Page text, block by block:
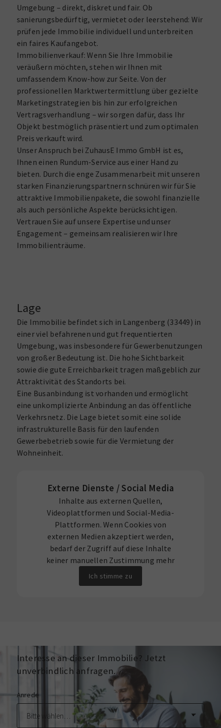
Umgebung – direkt, diskret und fair. Ob
sanierungsbedürftig, vermietet oder leerstehend: Wir
prüfen jede Immobilie individuell und unterbreiten
ein faires Kaufangebot.
Immobilienverkauf: Wenn Sie Ihre Immobilie
veräußern möchten, stehen wir Ihnen mit
umfassendem Know-how zur Seite. Von der
professionellen Marktwertermittlung über gezielte
Marketingstrategien bis hin zur erfolgreichen
Vertragsverhandlung – wir sorgen dafür, dass Ihr
Objekt bestmöglich präsentiert und zum optimalen
Preis verkauft wird.​
Unser Anspruch bei ZuhausE Immo GmbH ist es,
Ihnen einen Rundum-Service aus einer Hand zu
bieten. Durch die enge Zusammenarbeit mit unseren
starken Finanzierungspartnern schnüren wir für Sie
attraktive Immobilienpakete, die sowohl finanzielle
als auch persönliche Aspekte berücksichtigen.
Vertrauen Sie auf unsere Expertise und unser
Engagement – gemeinsam realisieren wir Ihre
Immobilienträume.​
Lage
Die Immobilie befindet sich in Langenberg (33449) in
einer viel befahrenen und gut frequentierten
Umgebung, was insbesondere für Gewerbenutzungen
von großer Bedeutung ist. Die hohe Sichtbarkeit
sowie die gute Erreichbarkeit tragen maßgeblich zur
Attraktivität des Standorts bei.
Eine Busanbindung ist vorhanden und ermöglicht
eine unkomplizierte Anbindung an das öffentliche
Verkehrsnetz. Die Lage bietet somit eine solide
infrastrukturelle Basis für den laufenden
Gewerbebetrieb sowie für die Vermietung der
Wohneinheit.
Externe Dienste / Social Media
Inhalte aus externen Quellen,
Videoplattformen und Social-Media-
Plattformen. Wenn Cookies von
externen Medien akzeptiert werden,
bedarf der Zugriff auf diese Inhalte
keiner manuellen Zustimmung mehr
Ich stimme zu
Interesse an dieser Immobilie? Jetzt
unverbindlich anfragen.
Anrede